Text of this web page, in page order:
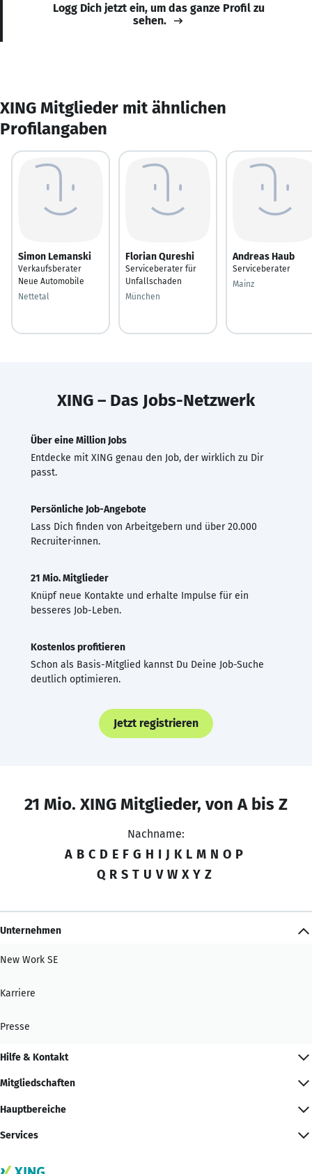
Logg Dich jetzt ein, um das ganze Profil zu
sehen.
XING Mitglieder mit ähnlichen
Profilangaben
Simon Lemanski
Verkaufsberater
Neue Automobile
Nettetal
Florian Qureshi
Serviceberater für
Unfallschaden
München
Andreas Haub
Serviceberater
Mainz
XING – Das Jobs-Netzwerk
Über eine Million Jobs
Entdecke mit XING genau den Job, der wirklich zu Dir
passt.
Persönliche Job-Angebote
Lass Dich finden von Arbeitgebern und über 20.000
Recruiter·innen.
21 Mio. Mitglieder
Knüpf neue Kontakte und erhalte Impulse für ein
besseres Job-Leben.
Kostenlos profitieren
Schon als Basis-Mitglied kannst Du Deine Job-Suche
deutlich optimieren.
Jetzt registrieren
21 Mio. XING Mitglieder, von A bis Z
Nachname:
A B C D E F G H I J K L M N O P
Q R S T U V W X Y Z
Unternehmen
New Work SE
Karriere
Presse
Hilfe & Kontakt
Mitgliedschaften
Hauptbereiche
Services